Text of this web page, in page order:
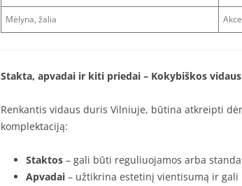
Mėlyna, žalia
Stakta, apvadai ir kiti priedai – Kokybiškos
Renkantis vidaus duris Vilniuje, būtina atkreipti
komplektaciją:
Staktos – gali būti reguliuojamos arba
Apvadai – užtikrina estetinį vientisumą ir